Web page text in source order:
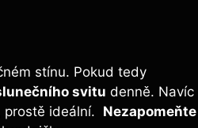
stínu. ⁣Pokud tedy
⁤svitu ‍denně. Navíc
ideální.
Nezapomeňte